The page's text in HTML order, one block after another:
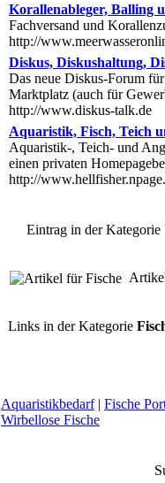
Korallenableger, Balling
Fachversand und
http://
Diskus, Diskushaltung,
Das neue Diskus-Forum
Marktplatz (auch für
http://www.diskus-talk.de
Aquaristik, Fisch, Teich
Aquaristik-, Teich- und
einen privaten
http://
Eintrag in der Kategorie
Links in der Kategorie
Aquaristikbedarf| Fische
Wirbellose Fische